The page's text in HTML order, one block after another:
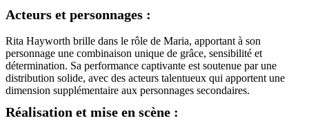
Acteurs et personnages :
Rita Hayworth brille dans le rôle de Maria, apportant à son
personnage une combinaison unique de grâce, sensibilité et
détermination. Sa performance captivante est soutenue par une
distribution solide, avec des acteurs talentueux qui apportent une
dimension supplémentaire aux personnages secondaires.
Réalisation et mise en scène :